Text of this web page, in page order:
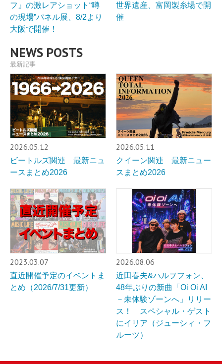
フ』の激レアショット“噂
の現場”パネル展、8/2より
大阪で開催！
世界遺産、富岡製糸場で開
催
NEWS POSTS
最新記事
2026.05.12
ビートルズ関連 最新ニュ
ースまとめ2026
2026.05.11
クイーン関連 最新ニュー
スまとめ2026
2023.03.07
直近開催予定のイベントま
とめ（2026/7/31更新）
2026.08.06
近田春夫&ハルヲフォン、
48年ぶりの新曲「Oi Oi AI
－未体験ゾーンへ」リリー
ス！ スペシャル・ゲスト
にイリア（ジューシィ・フ
ルーツ）